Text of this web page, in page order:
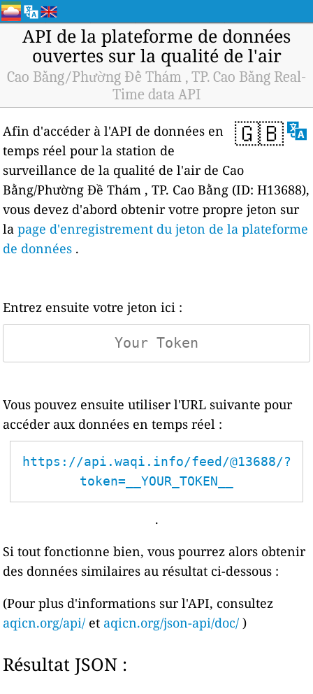
API de la plateforme de données
ouvertes sur la qualité de l'air
Cao Bằng/Phường Đề Thám , TP. Cao Bằng Real-
Time data API
🇬🇧
Afin d'accéder à l'API de données en
temps réel pour la station de
surveillance de la qualité de l'air de Cao
Bằng/Phường Đề Thám , TP. Cao Bằng (ID: H13688),
vous devez d'abord obtenir votre propre jeton sur
lapage d'enregistrement du jeton de la plateforme
de données .
Entrez ensuite votre jeton ici :
Vous pouvez ensuite utiliser l'URL suivante pour
accéder aux données en temps réel :
https://api.waqi.info/feed/@13688/?
token=__YOUR_TOKEN__
.
Si tout fonctionne bien, vous pourrez alors obtenir
des données similaires au résultat ci-dessous :
(Pour plus d'informations sur l'API, consultez
aqicn.org/api/ et aqicn.org/json-api/doc/ )
Résultat JSON :